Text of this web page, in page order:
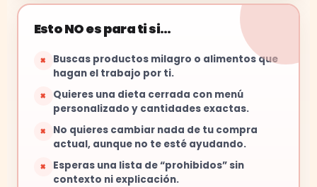
Esto NO es para ti si…
×
Buscas productos milagro o alimentos que
hagan el trabajo por ti.
×
Quieres una dieta cerrada con menú
personalizado y cantidades exactas.
×
No quieres cambiar nada de tu compra
actual, aunque no te esté ayudando.
×
Esperas una lista de “prohibidos” sin
contexto ni explicación.